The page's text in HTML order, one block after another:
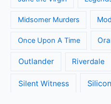
Midsomer Murders
Once Upon A Time
Outlander Riverdale
Silent Witness